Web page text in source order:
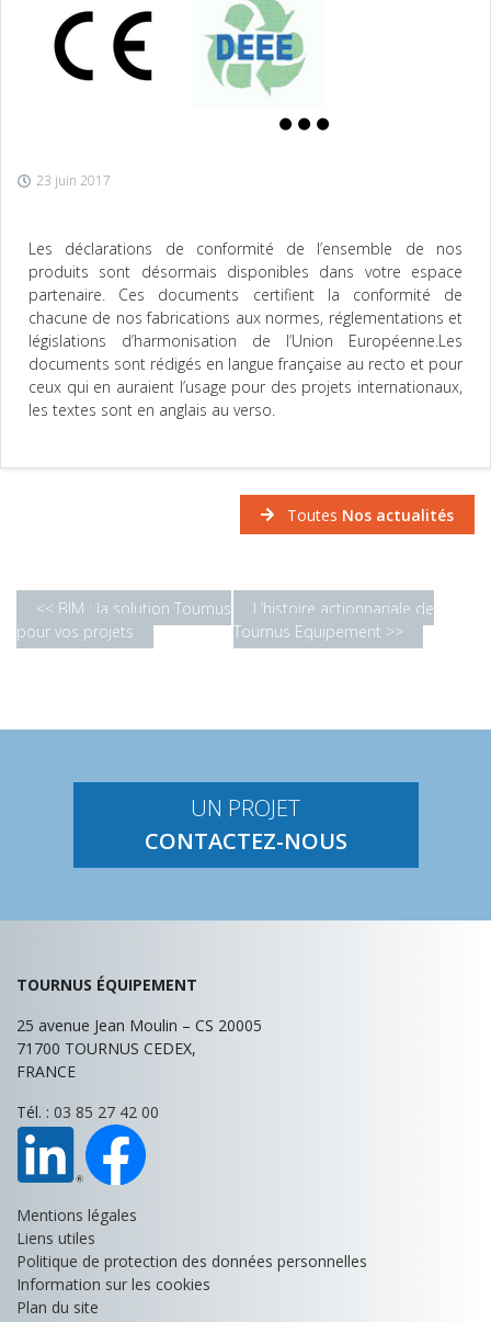
23 juin 2017
Les déclarations de conformité de l’ensemble de nos
produits sont désormais disponibles dans votre espace
partenaire. Ces documents certifient la conformité de
chacune de nos fabrications aux normes, réglementations et
législations d’harmonisation de l’Union Européenne.Les
documents sont rédigés en langue française au recto et pour
ceux qui en auraient l’usage pour des projets internationaux,
les textes sont en anglais au verso.
Toutes Nos actualités
<< BIM : la solution Tournus
pour vos projets
L’histoire actionnariale de
Tournus Equipement >>
UN PROJET
CONTACTEZ-NOUS
TOURNUS ÉQUIPEMENT
25 avenue Jean Moulin – CS 20005
71700 TOURNUS CEDEX,
FRANCE
Tél. : 03 85 27 42 00
Mentions légales
Liens utiles
Politique de protection des données personnelles
Information sur les cookies
Plan du site